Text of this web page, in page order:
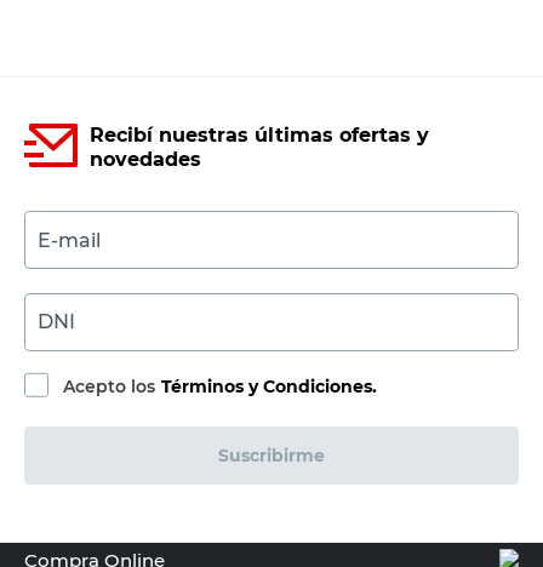
Tapa Ciega Bastidor Blanco Universal
Kalop